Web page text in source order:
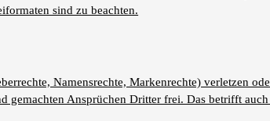
sind zu beachten.
Namensrechte, Markenrechte) verletzen
gemachten Ansprüchen Dritter frei. Das betrifft